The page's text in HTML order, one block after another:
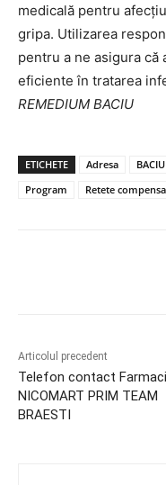
medicală pentru
gripa. Utilizarea
pentru a ne asigura că
eficiente în tratarea
REMEDIUM BACIU
ETICHETE Adresa BACIU
Program
Retete
Articolul precedent
Telefon contact
NICOMART PRIM TEAM
BRAESTI